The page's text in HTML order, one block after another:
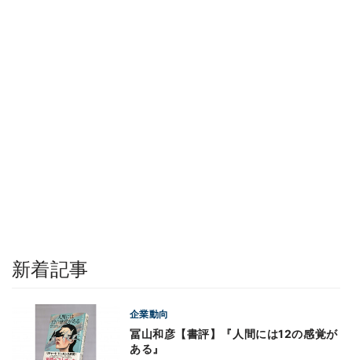
新着記事
企業動向
冨山和彦【書評】『人間には12の感覚が
ある』